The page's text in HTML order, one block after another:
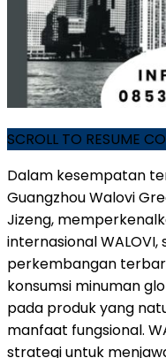
SCROLL TO RESUME
Dalam kesempatan
Guangzhou Walovi
Jizeng,
internasional
perkembangan
konsumsi minuman
pada produk yang
manfaat fungsional.
strategi untuk